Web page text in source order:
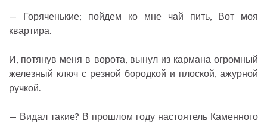
— Горяченькие; пойдем ко мне чай пить, Вот моя
квартира.
И, потянув меня в ворота, вынул из кармана огромный
железный ключ с резной бородкой и плоской, ажурной
ручкой.
— Видал такие? В прошлом году настоятель Каменного